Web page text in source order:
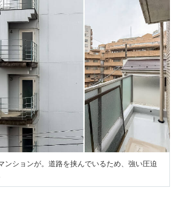
ンションが。道路を挟んでいるため、強い圧迫